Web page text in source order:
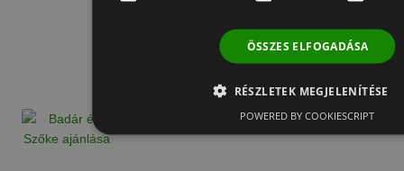
ÖSSZES ELFOGADÁSA
RÉSZLETEK MEGJELENÍTÉSE
POWERED BY COOKIESCRIPT